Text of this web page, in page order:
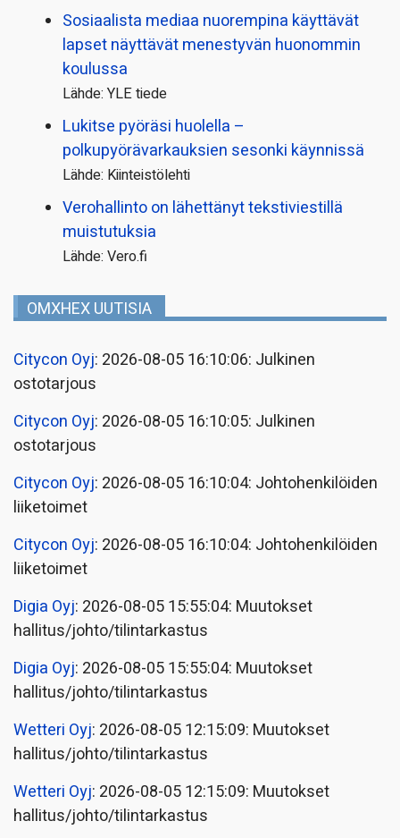
Sosiaalista mediaa nuorempina käyttävät
lapset näyttävät menestyvän huonommin
koulussa
Lähde: YLE tiede
Lukitse pyöräsi huolella –
polkupyörävarkauksien sesonki käynnissä
Lähde: Kiinteistölehti
Verohallinto on lähettänyt tekstiviestillä
muistutuksia
Lähde: Vero.fi
OMXHEX UUTISIA
Citycon Oyj: 2026-08-05 16:10:06: Julkinen
ostotarjous
Citycon Oyj: 2026-08-05 16:10:05: Julkinen
ostotarjous
Citycon Oyj: 2026-08-05 16:10:04: Johtohenkilöiden
liiketoimet
Citycon Oyj: 2026-08-05 16:10:04: Johtohenkilöiden
liiketoimet
Digia Oyj: 2026-08-05 15:55:04: Muutokset
hallitus/johto/tilintarkastus
Digia Oyj: 2026-08-05 15:55:04: Muutokset
hallitus/johto/tilintarkastus
Wetteri Oyj: 2026-08-05 12:15:09: Muutokset
hallitus/johto/tilintarkastus
Wetteri Oyj: 2026-08-05 12:15:09: Muutokset
hallitus/johto/tilintarkastus